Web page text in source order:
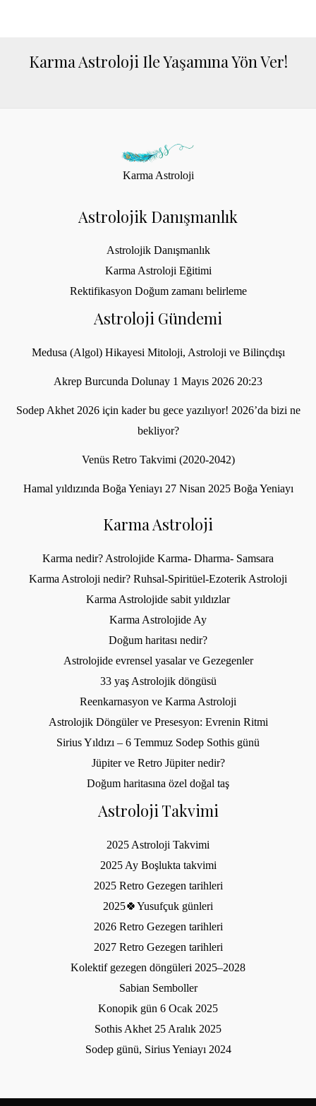
Karma Astroloji Ile Yaşamına Yön Ver!
Karma Astroloji
Astrolojik Danışmanlık
Astrolojik Danışmanlık
Karma Astroloji Eğitimi
Rektifikasyon Doğum zamanı belirleme
Astroloji Gündemi
Medusa (Algol) Hikayesi Mitoloji, Astroloji ve Bilinçdışı
Akrep Burcunda Dolunay 1 Mayıs 2026 20:23
Sodep Akhet 2026 için kader bu gece yazılıyor! 2026’da bizi ne
bekliyor?
Venüs Retro Takvimi (2020-2042)
Hamal yıldızında Boğa Yeniayı 27 Nisan 2025 Boğa Yeniayı
Karma Astroloji
Karma nedir? Astrolojide Karma- Dharma- Samsara
Karma Astroloji nedir? Ruhsal-Spiritüel-Ezoterik Astroloji
Karma Astrolojide sabit yıldızlar
Karma Astrolojide Ay
Doğum haritası nedir?
Astrolojide evrensel yasalar ve Gezegenler
33 yaş Astrolojik döngüsü
Reenkarnasyon ve Karma Astroloji
Astrolojik Döngüler ve Presesyon: Evrenin Ritmi
Sirius Yıldızı – 6 Temmuz Sodep Sothis günü
Jüpiter ve Retro Jüpiter nedir?
Doğum haritasına özel doğal taş
Astroloji Takvimi
2025 Astroloji Takvimi
2025 Ay Boşlukta takvimi
2025 Retro Gezegen tarihleri
2025🍀Yusufçuk günleri
2026 Retro Gezegen tarihleri
2027 Retro Gezegen tarihleri
Kolektif gezegen döngüleri 2025–2028
Sabian Semboller
Konopik gün 6 Ocak 2025
Sothis Akhet 25 Aralık 2025
Sodep günü, Sirius Yeniayı 2024